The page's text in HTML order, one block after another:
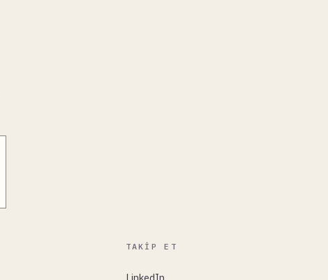
TAKIP ET